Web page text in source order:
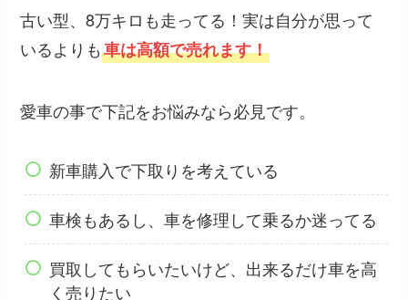
古い型、8万キロも走ってる！実は自分が思って
いるよりも車は高額で売れます！
愛車の事で下記をお悩みなら必見です。
新車購入で下取りを考えている
車検もあるし、車を修理して乗るか迷ってる
買取してもらいたいけど、出来るだけ車を高
く売りたい